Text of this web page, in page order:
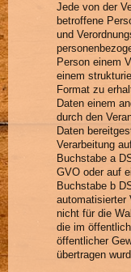
Jede von der
betroffene
und
Person einem
einem
Format zu
Daten einem
durch den
Daten
Verarbeitung
Buchstabe a
GVO oder auf
Buchstabe b
automatisierter
nicht für die
die im
öffentlicher
übertragen